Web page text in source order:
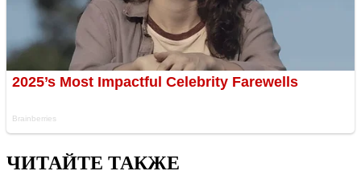
ЧИТАЙТЕ ТАКЖЕ